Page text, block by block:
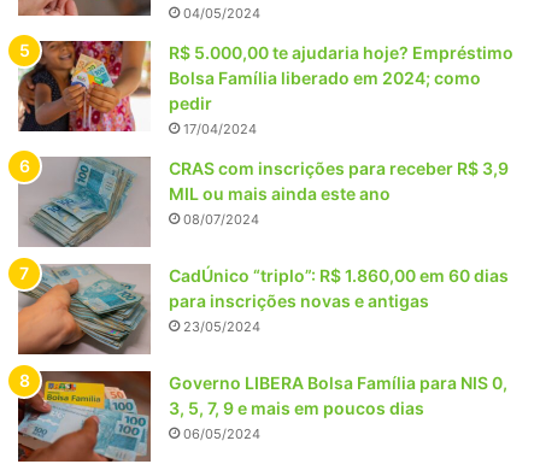
04/05/2024
R$ 5.000,00 te ajudaria hoje? Empréstimo
Bolsa Família liberado em 2024; como
pedir
17/04/2024
CRAS com inscrições para receber R$ 3,9
MIL ou mais ainda este ano
08/07/2024
CadÚnico “triplo”: R$ 1.860,00 em 60 dias
para inscrições novas e antigas
23/05/2024
Governo LIBERA Bolsa Família para NIS 0,
3, 5, 7, 9 e mais em poucos dias
06/05/2024